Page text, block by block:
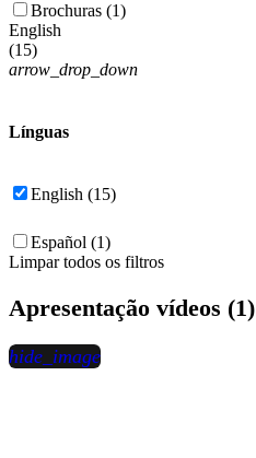
Brochuras (1)
English
(15)
arrow_drop_down
Línguas
English (15)
Español (1)
Limpar todos os filtros
Apresentação vídeos (1)
hide_image